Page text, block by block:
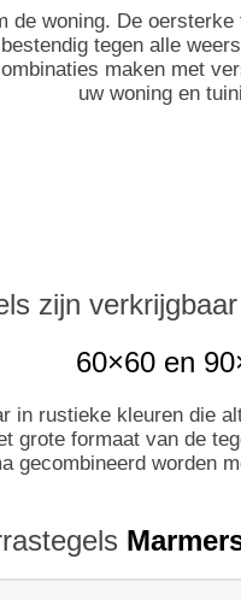
woning. De
tegen alle
maken met
uw woning en
zijn
60×60 en
rustieke kleuren die
grote formaat van de
gecombineerd worden